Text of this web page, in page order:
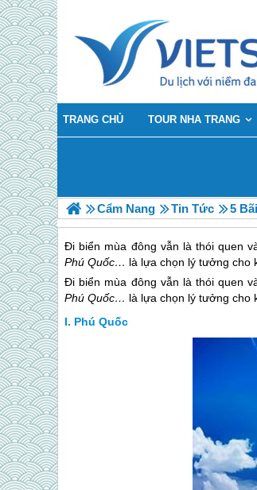
TRANG CHỦ TOUR NHA TRANG
Cẩm Nang Tin Tức 5
Đi biển mùa đông vẫn là thói quen
Phú Quốc… là lựa chọn lý tưởng cho
Đi biển mùa đông vẫn là thói quen
Phú Quốc… là lựa chọn lý tưởng cho
Phú Quốc